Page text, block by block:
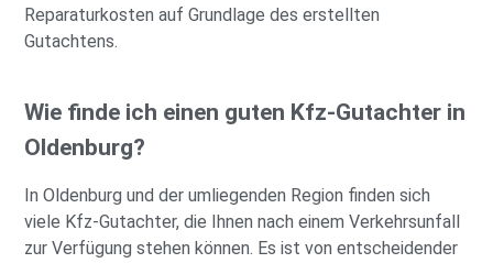
Reparaturkosten auf Grundlage des erstellten
Gutachtens.
Wie finde ich einen guten Kfz-Gutachter in
Oldenburg?
In Oldenburg und der umliegenden Region finden sich
viele Kfz-Gutachter, die Ihnen nach einem Verkehrsunfall
zur Verfügung stehen können. Es ist von entscheidender